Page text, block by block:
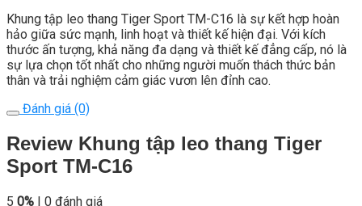
Khung tập leo thang Tiger Sport TM-C16 là sự kết hợp hoàn
hảo giữa sức mạnh, linh hoạt và thiết kế hiện đại. Với kích
thước ấn tượng, khả năng đa dạng và thiết kế đẳng cấp, nó là
sự lựa chọn tốt nhất cho những người muốn thách thức bản
thân và trải nghiệm cảm giác vươn lên đỉnh cao.
Đánh giá (0)
Review Khung tập leo thang Tiger
Sport TM-C16
5 0% | 0 đánh giá